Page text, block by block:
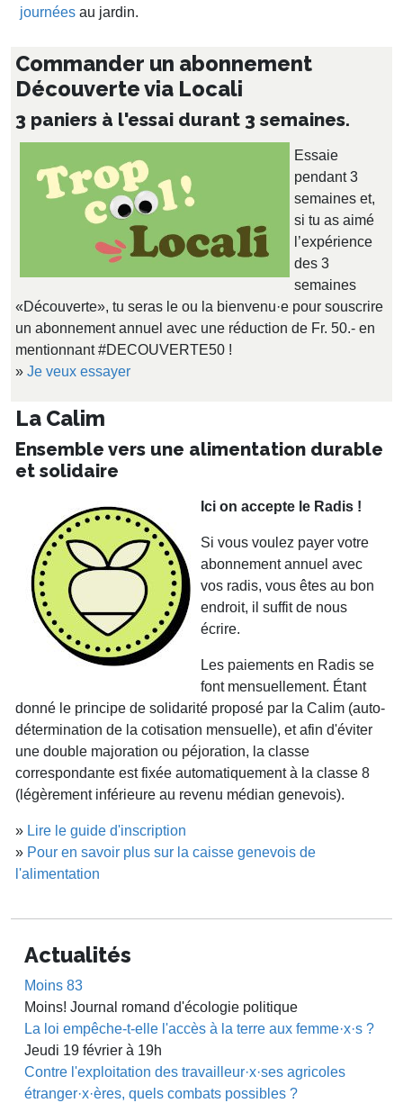
journées au jardin.
Commander un abonnement
Découverte via Locali
3 paniers à l'essai durant 3 semaines.
Essaie
pendant 3
semaines et,
si tu as aimé
l’expérience
des 3
semaines
«Découverte», tu seras le ou la bienvenu·e pour souscrire
un abonnement annuel avec une réduction de Fr. 50.- en
mentionnant #DECOUVERTE50 !
» Je veux essayer
La Calim
Ensemble vers une alimentation durable
et solidaire
Ici on accepte le Radis !
Si vous voulez payer votre
abonnement annuel avec
vos radis, vous êtes au bon
endroit, il suffit de nous
écrire.
Les paiements en Radis se
font mensuellement. Étant
donné le principe de solidarité proposé par la Calim (auto-
détermination de la cotisation mensuelle), et afin d'éviter
une double majoration ou péjoration, la classe
correspondante est fixée automatiquement à la classe 8
(légèrement inférieure au revenu médian genevois).
» Lire le guide d'inscription
» Pour en savoir plus sur la caisse genevois de
l'alimentation
Actualités
Moins 83
Moins! Journal romand d'écologie politique
La loi empêche-t-elle l'accès à la terre aux femme·x·s ?
Jeudi 19 février à 19h
Contre l'exploitation des travailleur·x·ses agricoles
étranger·x·ères, quels combats possibles ?